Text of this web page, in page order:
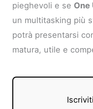
pieghevoli e se One
un multitasking più
potrà presentarsi
matura, utile e